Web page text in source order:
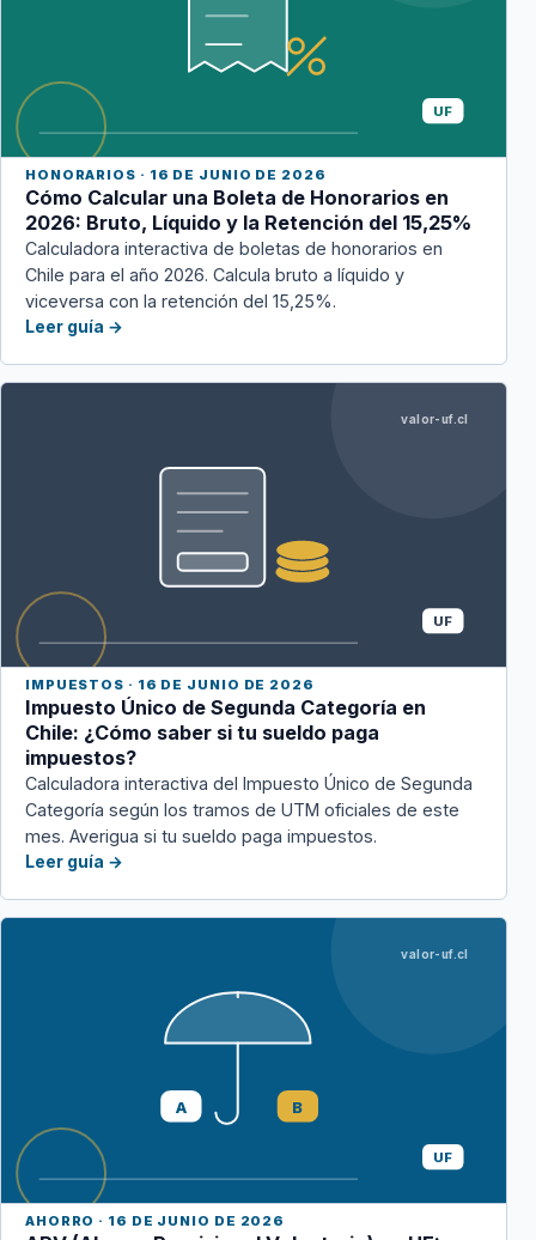
UF
HONORARIOS · 16 DE JUNIO DE 2026
Cómo Calcular una Boleta de Honorarios en
2026: Bruto, Líquido y la Retención del 15,25%
Calculadora interactiva de boletas de honorarios en
Chile para el año 2026. Calcula bruto a líquido y
viceversa con la retención del 15,25%.
Leer guía →
UF
valor-uf.cl
IMPUESTOS · 16 DE JUNIO DE 2026
Impuesto Único de Segunda Categoría en
Chile: ¿Cómo saber si tu sueldo paga
impuestos?
Calculadora interactiva del Impuesto Único de Segunda
Categoría según los tramos de UTM oficiales de este
mes. Averigua si tu sueldo paga impuestos.
Leer guía →
A B
UF
valor-uf.cl
AHORRO · 16 DE JUNIO DE 2026